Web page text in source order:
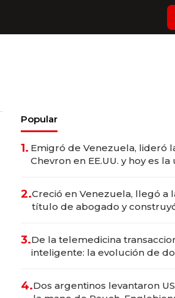
Popular
1. Emigró de Venezuela, lideró
Chevron en EE.UU. y hoy es
2.Creció en Venezuela, llegó a
título de abogado y
3.De la telemedicina
inteligente: la evolución de
4.Dos argentinos levantaron